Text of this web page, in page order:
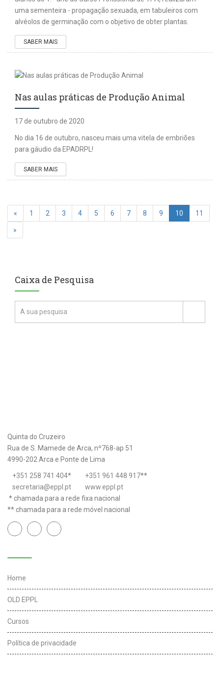
uma sementeira - propagação sexuada, em tabuleiros com
alvéolos de germinação com o objetivo de obter plantas.
SABER MAIS
Nas aulas práticas de Produção Animal
17 de outubro de 2020
No dia 16 de outubro, nasceu mais uma vitela de embriões
para gáudio da EPADRPL!
SABER MAIS
« 1 2 3 4 5 6 7 8 9 10 11
»
Caixa de Pesquisa
Quinta do Cruzeiro
Rua de S. Mamede de Arca, nº768-ap 51
4990-202 Arca e Ponte de Lima
+351 258 741 404* +351 961 448 917**
secretaria@eppl.pt
www.eppl.pt
* chamada para a rede fixa nacional
** chamada para a rede móvel nacional
Home
OLD EPPL
Cursos
Política de privacidade